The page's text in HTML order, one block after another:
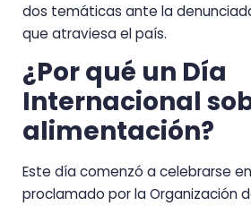
dos temáticas ante la
que atraviesa el país.
¿Por qué un Día
Internacional
alimentación?
Este día comenzó a celebrarse
proclamado por la Organización